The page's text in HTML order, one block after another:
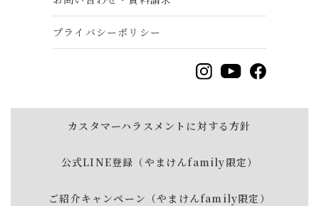
プライバシーポリシー
カスタマーハラスメントに対する方針
公式LINE登録（やまけんfamily限定）
ご紹介キャンペーン（やまけんfamily限定）